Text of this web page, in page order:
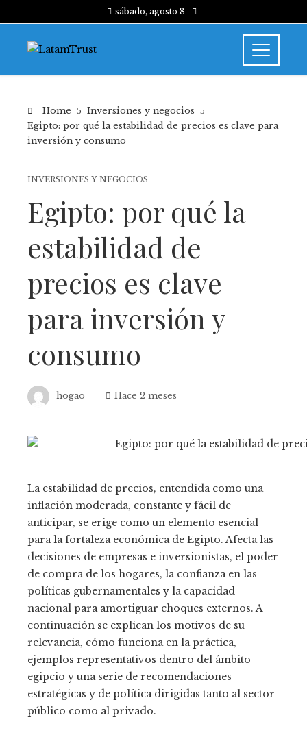
sábado, agosto 8
Home
Inversiones y negocios
Egipto: por qué la estabilidad de precios es clave para
inversión y consumo
INVERSIONES Y NEGOCIOS
Egipto: por qué la
estabilidad de
precios es clave
para inversión y
consumo
hogao Hace 2 meses
La estabilidad de precios, entendida como una
inflación moderada, constante y fácil de
anticipar, se erige como un elemento esencial
para la fortaleza económica de Egipto. Afecta las
decisiones de empresas e inversionistas, el poder
de compra de los hogares, la confianza en las
políticas gubernamentales y la capacidad
nacional para amortiguar choques externos. A
continuación se explican los motivos de su
relevancia, cómo funciona en la práctica,
ejemplos representativos dentro del ámbito
egipcio y una serie de recomendaciones
estratégicas y de política dirigidas tanto al sector
público como al privado.